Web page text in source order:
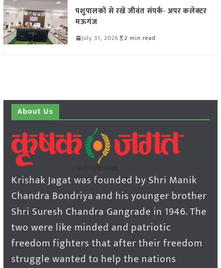
पशुपालकों से रखें जीवंत संपर्क- अपर कलेक्टर
मऊगंज
July 31, 2026 2 min read
About Us
Krishak Jagat was founded by Shri Manik
Chandra Bondriya and his younger brother
Shri Suresh Chandra Gangrade in 1946. The
two were like minded and patriotic
freedom fighters that after their freedom
struggle wanted to help the nations